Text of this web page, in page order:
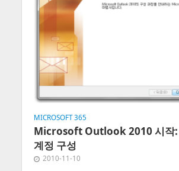
MICROSOFT 365
Microsoft Outlook 2010 시작:
계정 구성
2010-11-10